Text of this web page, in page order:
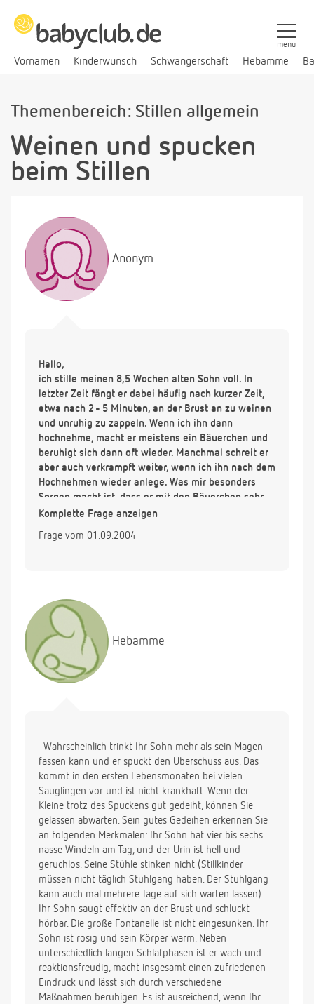
Vornamen Kinderwunsch Schwangerschaft Hebamme
menü
Themenbereich: Stillen allgemein
Weinen und spucken
beim Stillen
Anonym
Hallo,
ich stille meinen 8,5 Wochen alten Sohn voll. In
letzter Zeit fängt er dabei häufig nach kurzer Zeit,
etwa nach 2 - 5 Minuten, an der Brust an zu weinen
und unruhig zu zappeln. Wenn ich ihn dann
hochnehme, macht er meistens ein Bäuerchen und
beruhigt sich dann oft wieder. Manchmal schreit er
aber auch verkrampft weiter, wenn ich ihn nach dem
Hochnehmen wieder anlege. Was mir besonders
Sorgen macht ist, dass er mit den Bäuerchen sehr
viel spuckt und danach viele weiße, säuerlich
er dann (verständlicherweise) auch wieder. Ist das
Liebe Grüße, Cordula
Komplette Frage anzeigen
Frage vom 01.09.2004
Hebamme
-Wahrscheinlich trinkt Ihr Sohn mehr als sein Magen
fassen kann und er spuckt den Überschuss aus. Das
kommt in den ersten Lebensmonaten bei vielen
Säuglingen vor und ist nicht krankhaft. Wenn der
Kleine trotz des Spuckens gut gedeiht, können Sie
gelassen abwarten. Sein gutes Gedeihen erkennen Sie
an folgenden Merkmalen: Ihr Sohn hat vier bis sechs
nasse Windeln am Tag, und der Urin ist hell und
geruchlos. Seine Stühle stinken nicht (Stillkinder
müssen nicht täglich Stuhlgang haben. Der Stuhlgang
kann auch mal mehrere Tage auf sich warten lassen).
Ihr Sohn saugt effektiv an der Brust und schluckt
hörbar. Die große Fontanelle ist nicht eingesunken. Ihr
Sohn ist rosig und sein Körper warm. Neben
unterschiedlich langen Schlafphasen ist er wach und
reaktionsfreudig, macht insgesamt einen zufriedenen
Eindruck und lässt sich durch verschiedene
Maßnahmen beruhigen. Es ist ausreichend, wenn Ihr